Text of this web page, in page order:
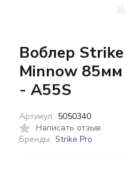
Воблер
Minnow 85мм
- A55S
Написать отзыв
Бренды: Strike Pro
Артикул: 5050340